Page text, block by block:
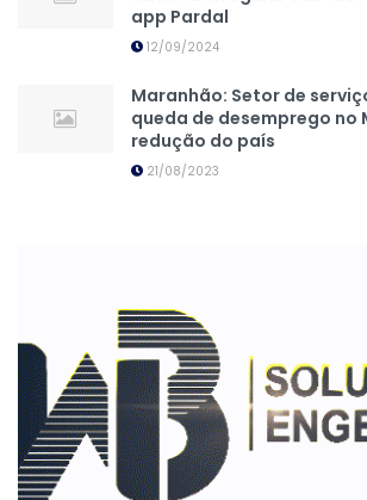
app Pardal
12/09/2024
Maranhão: Setor de
queda de desemprego no
redução do país
21/08/2023